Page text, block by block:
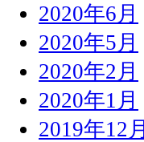
2020年6月
2020年5月
2020年2月
2020年1月
2019年12月